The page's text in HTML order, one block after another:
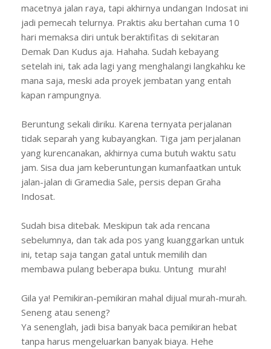
macetnya jalan raya, tapi akhirnya undangan Indosat ini
jadi pemecah telurnya. Praktis aku bertahan cuma 10
hari memaksa diri untuk beraktifitas di sekitaran
Demak Dan Kudus aja. Hahaha. Sudah kebayang
setelah ini, tak ada lagi yang menghalangi langkahku ke
mana saja, meski ada proyek jembatan yang entah
kapan rampungnya.
Beruntung sekali diriku. Karena ternyata perjalanan
tidak separah yang kubayangkan. Tiga jam perjalanan
yang kurencanakan, akhirnya cuma butuh waktu satu
jam. Sisa dua jam keberuntungan kumanfaatkan untuk
jalan-jalan di Gramedia Sale, persis depan Graha
Indosat.
Sudah bisa ditebak. Meskipun tak ada rencana
sebelumnya, dan tak ada pos yang kuanggarkan untuk
ini, tetap saja tangan gatal untuk memilih dan
membawa pulang beberapa buku. Untung murah!
Gila ya! Pemikiran-pemikiran mahal dijual murah-murah.
Seneng atau seneng?
Ya senenglah, jadi bisa banyak baca pemikiran hebat
tanpa harus mengeluarkan banyak biaya. Hehe